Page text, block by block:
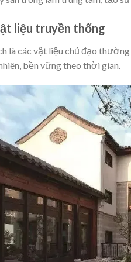
liệu truyền thống
là các vật liệu chủ đạo
bền vững theo thời gian.